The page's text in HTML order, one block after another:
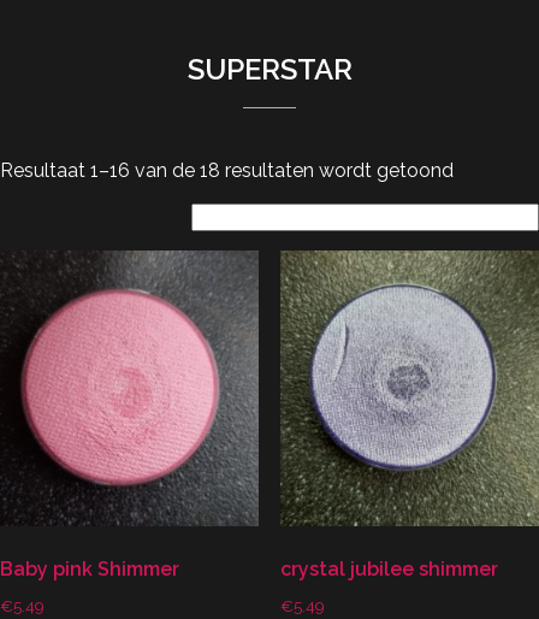
SUPERSTAR
Resultaat 1–16 van de 18 resultaten wordt getoond
Baby pink Shimmer
€5.49
crystal jubilee shimmer
€5.49